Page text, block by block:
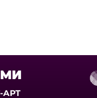
АРТ